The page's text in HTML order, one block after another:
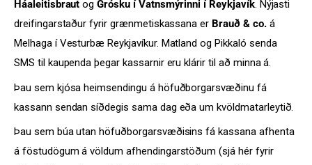
Háaleitisbraut ogGrósku í Vatnsmýrinni í Reykjavík. Nýjasti
dreifingarstaður fyrir grænmetiskassana er Brauð & co.á
Melhaga í Vesturbæ Reykjavíkur. Matland og Pikkaló senda
SMS til kaupenda þegar kassarnir eru klárir til að minna á.
Þau sem kjósa heimsendingu á höfuðborgarsvæðinu fá
kassann sendan síðdegis sama dag eða um kvöldmatarleytið.
Þau sem búa utan höfuðborgarsvæðisins fá kassana afhenta
á föstudögum á völdum afhendingarstöðum (sjá hér fyrir